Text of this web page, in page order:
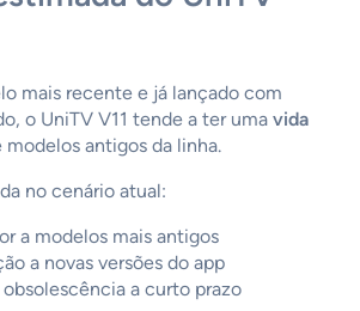
mais recente e já lançado com
o UniTV V11 tende a ter uma vida
modelos antigos da linha.
no cenário atual:
a modelos mais antigos
a novas versões do app
a curto prazo